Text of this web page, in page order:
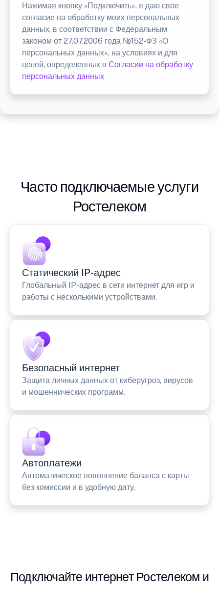
Нажимая кнопку «Подключить», я даю свое
согласие на обработку моих персональных
данных, в соответствии с Федеральным
законом от 27.07.2006 года №152-ФЗ «О
персональных данных», на условиях и для
целей, определенных в Согласии на обработку
персональных данных
Часто подключаемые услуги
Ростелеком
Статический IP-адрес
Глобальный IP-адрес в сети интернет для игр и
работы с несколькими устройствами.
Безопасный интернет
Защита личных данных от киберугроз, вирусов
и мошеннических программ.
Автоплатежи
Автоматическое пополнение баланса с карты
без комиссии и в удобную дату.
Подключайте интернет Ростелеком и